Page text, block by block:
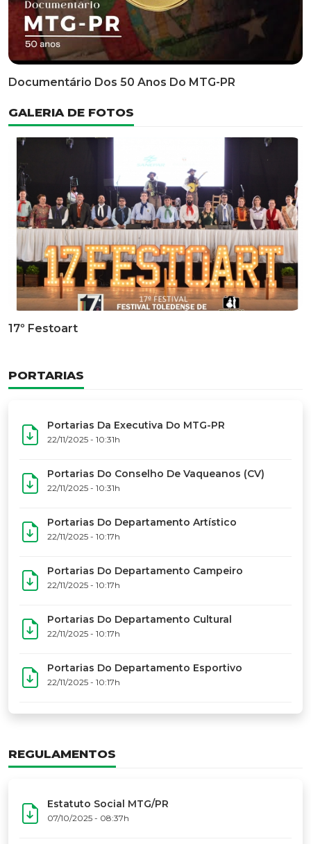
Documentário Dos 50 Anos Do MTG-PR
GALERIA DE FOTOS
17º Festoart
PORTARIAS
Portarias Da Executiva Do MTG-PR
22/11/2025 - 10:31h
Portarias Do Conselho De Vaqueanos (CV)
22/11/2025 - 10:31h
Portarias Do Departamento Artístico
22/11/2025 - 10:17h
Portarias Do Departamento Campeiro
22/11/2025 - 10:17h
Portarias Do Departamento Cultural
22/11/2025 - 10:17h
Portarias Do Departamento Esportivo
22/11/2025 - 10:17h
REGULAMENTOS
Estatuto Social MTG/PR
07/10/2025 - 08:37h